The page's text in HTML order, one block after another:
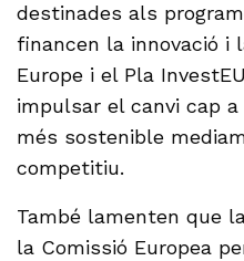
destinades als
financen la innovació i
Europe i el Pla
impulsar el canvi cap
més sostenible
competitiu.
També lamenten que
la Comissió Europea